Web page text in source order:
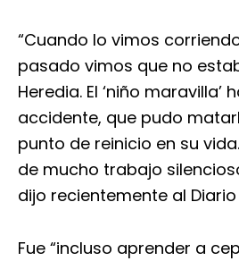
“Cuando lo vimos
pasado vimos que no
Heredia. El ‘niño maravilla’
accidente, que pudo
punto de reinicio en su
de mucho trabajo
dijo recientemente al Diario
Fue “incluso aprender a